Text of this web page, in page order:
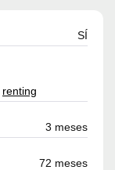
SÍ
renting
3 meses
72 meses